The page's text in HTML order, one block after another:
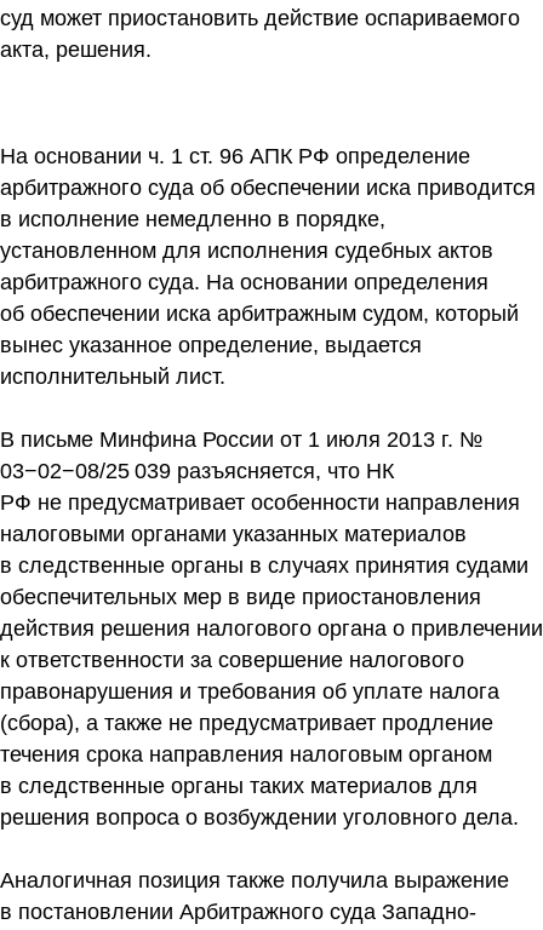
суд может приостановить действие оспариваемого
акта, решения.
На основании ч. 1 ст. 96 АПК РФ определение
арбитражного суда об обеспечении иска приводится
в исполнение немедленно в порядке,
установленном для исполнения судебных актов
арбитражного суда. На основании определения
об обеспечении иска арбитражным судом, который
вынес указанное определение, выдается
исполнительный лист.
В письме Минфина России от 1 июля 2013 г. №
03−02−08/25 039 разъясняется, что НК
РФ не предусматривает особенности направления
налоговыми органами указанных материалов
в следственные органы в случаях принятия судами
обеспечительных мер в виде приостановления
действия решения налогового органа о привлечении
к ответственности за совершение налогового
правонарушения и требования об уплате налога
(сбора), а также не предусматривает продление
течения срока направления налоговым органом
в следственные органы таких материалов для
решения вопроса о возбуждении уголовного дела.
Аналогичная позиция также получила выражение
в постановлении Арбитражного суда Западно-